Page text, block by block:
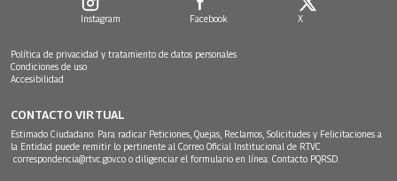
Instagram Facebook X
Política de privacidad y tratamiento de datos personales
Condiciones de uso
Accesibilidad
CONTACTO VIRTUAL
Estimado Ciudadano: Para radicar Peticiones, Quejas, Reclamos, Solicitudes y Felicitaciones a
la Entidad puede remitir lo pertinente al Correo Oficial Institucional de RTVC
correspondencia@rtvc.gov.co o diligenciar el formulario en línea: Contacto PQRSD.